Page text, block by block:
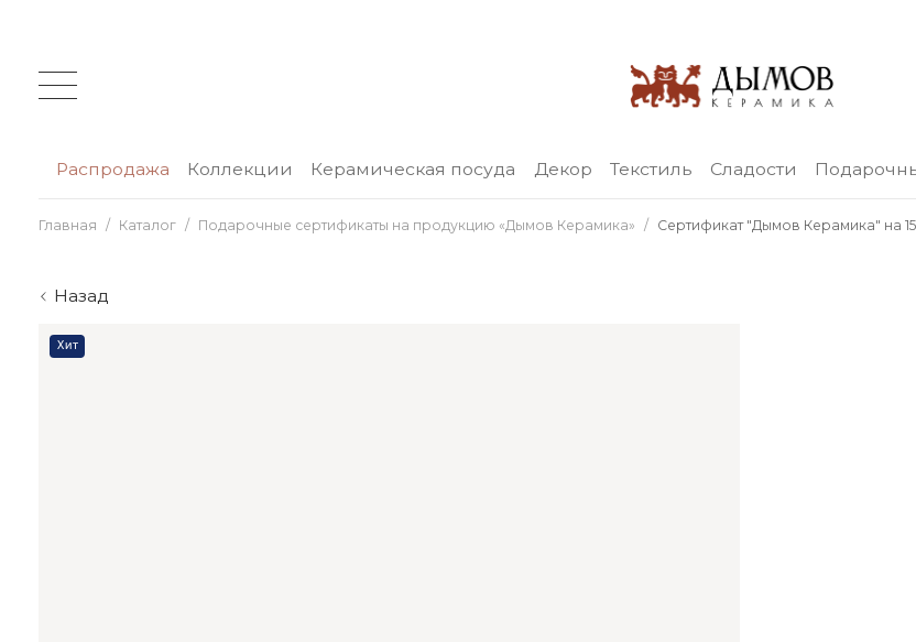
Распродажа Коллекции Керамическая посуда Декор Текстиль Сладости
Главная Каталог Подарочные сертификаты на продукцию «Дымов Керамика» Сертификат "Дымов Керамика" на
Назад
Хит